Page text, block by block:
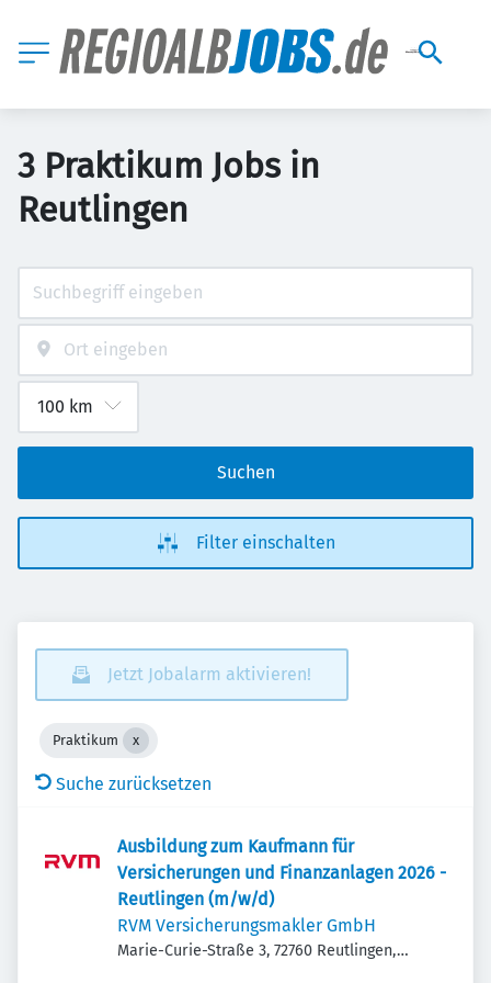
3 Praktikum Jobs in
Reutlingen
Suchen
Filter einschalten
Jetzt Jobalarm aktivieren!
Praktikum
Suche zurücksetzen
Ausbildung zum Kaufmann für
Versicherungen und Finanzanlagen 2026 -
Reutlingen (m/w/d)
RVM Versicherungsmakler GmbH
Marie-Curie-Straße 3, 72760 Reutlingen,